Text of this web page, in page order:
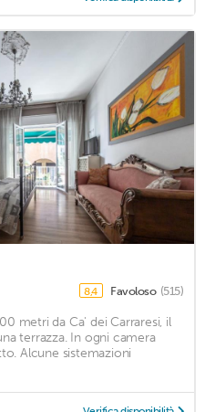
8,4 Favoloso (515)
metri da Ca' dei Carraresi, il
terrazza. In ogni camera
Alcune sistemazioni